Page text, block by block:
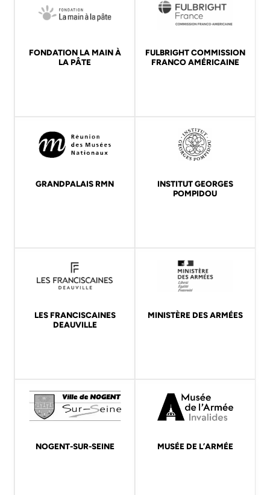
FONDATION LA MAIN À
LA PÂTE
FULBRIGHT COMMISSION
FRANCO AMÉRICAINE
GRANDPALAIS RMN
INSTITUT GEORGES
POMPIDOU
LES FRANCISCAINES
DEAUVILLE
MINISTÈRE DES ARMÉES
NOGENT-SUR-SEINE MUSÉE DE L’ARMÉE